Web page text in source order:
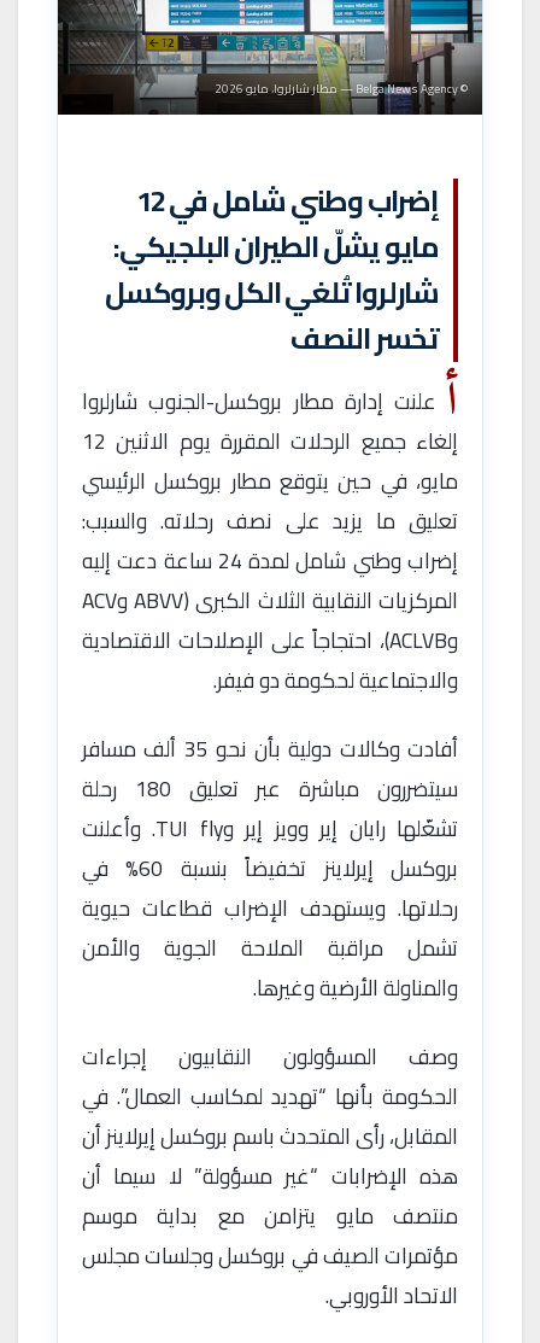
© Belga News Agency — مطار شارلروا، مايو 2026
إضراب وطني شامل في 12
مايو يشلّ الطيران البلجيكي:
شارلروا تُلغي الكل وبروكسل
تخسر النصف
أ علنت إدارة مطار بروكسل-الجنوب شارلروا
إلغاء جميع الرحلات المقررة يوم الاثنين 12
مايو، في حين يتوقع مطار بروكسل الرئيسي
تعليق ما يزيد على نصف رحلاته. والسبب:
إضراب وطني شامل لمدة 24 ساعة دعت إليه
المركزيات النقابية الثلاث الكبرى (ABVV وACV
وACLVB)، احتجاجاً على الإصلاحات الاقتصادية
والاجتماعية لحكومة دو فيفر.
أفادت وكالات دولية بأن نحو 35 ألف مسافر
سيتضررون مباشرة عبر تعليق 180 رحلة
تشغّلها رايان إير وويز إير وTUI fly. وأعلنت
بروكسل إيرلاينز تخفيضاً بنسبة 60% في
رحلاتها. ويستهدف الإضراب قطاعات حيوية
تشمل مراقبة الملاحة الجوية والأمن
والمناولة الأرضية وغيرها.
وصف المسؤولون النقابيون إجراءات
الحكومة بأنها “تهديد لمكاسب العمال”. في
المقابل، رأى المتحدث باسم بروكسل إيرلاينز أن
هذه الإضرابات “غير مسؤولة” لا سيما أن
منتصف مايو يتزامن مع بداية موسم
مؤتمرات الصيف في بروكسل وجلسات مجلس
الاتحاد الأوروبي.